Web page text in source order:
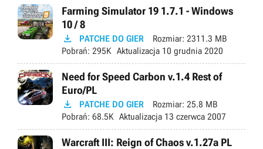
Farming Simulator 19 1.7.1 - Windows
10 / 8
 PATCHE DO GIER Rozmiar: 2311.3 MB
Pobrań: 295K Aktualizacja 10 grudnia 2020
Need for Speed Carbon v.1.4 Rest of
Euro/PL
 PATCHE DO GIER Rozmiar: 25.8 MB
Pobrań: 68.5K Aktualizacja 13 czerwca 2007
Warcraft III: Reign of Chaos v.1.27a PL